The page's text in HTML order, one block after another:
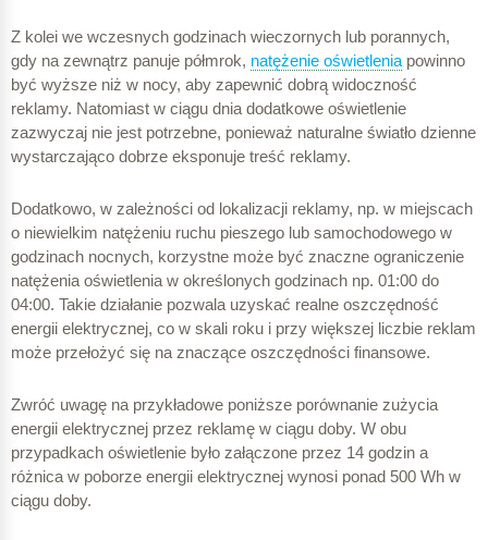
Z kolei we wczesnych godzinach wieczornych lub porannych,
gdy na zewnątrz panuje półmrok, natężenie oświetleniapowinno
być wyższe niż w nocy, aby zapewnić dobrą widoczność
reklamy. Natomiast w ciągu dnia dodatkowe oświetlenie
zazwyczaj nie jest potrzebne, ponieważ naturalne światło dzienne
wystarczająco dobrze eksponuje treść reklamy.
Dodatkowo, w zależności od lokalizacji reklamy, np. w miejscach
o niewielkim natężeniu ruchu pieszego lub samochodowego w
godzinach nocnych, korzystne może być znaczne ograniczenie
natężenia oświetlenia w określonych godzinach np. 01:00 do
04:00. Takie działanie pozwala uzyskać realne oszczędność
energii elektrycznej, co w skali roku i przy większej liczbie reklam
może przełożyć się na znaczące oszczędności finansowe.
Zwróć uwagę na przykładowe poniższe porównanie zużycia
energii elektrycznej przez reklamę w ciągu doby. W obu
przypadkach oświetlenie było załączone przez 14 godzin a
różnica w poborze energii elektrycznej wynosi ponad 500 Wh w
ciągu doby.